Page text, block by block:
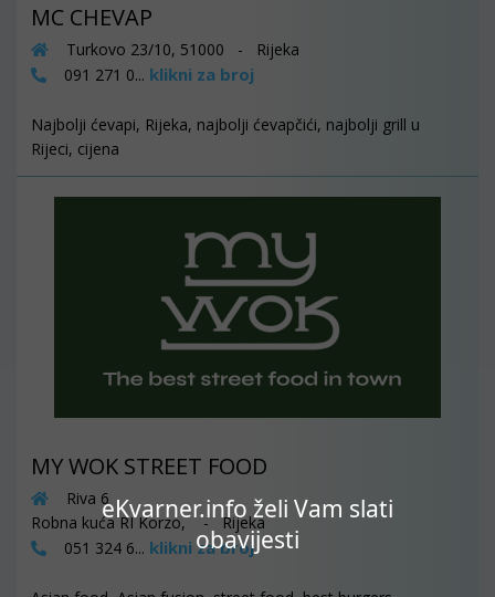
eKvarner.info želi Vam slati
obavijesti
MC CHEVAP
Turkovo 23/10, 51000 - Rijeka
091 271 0... klikni za broj
Najbolji ćevapi, Rijeka, najbolji ćevapčići, najbolji grill u
Rijeci, cijena
MY WOK STREET FOOD
Riva 6
Robna kuća RI Korzo, - Rijeka
051 324 6... klikni za broj